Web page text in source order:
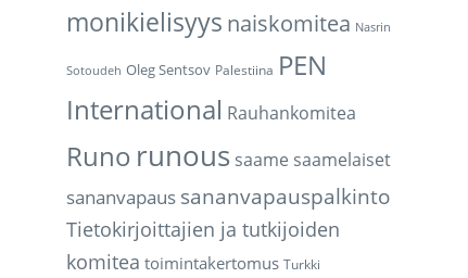
monikielisyys naiskomitea Nasrin
Sotoudeh Oleg Sentsov Palestiina PEN
International Rauhankomitea
Runo runous saame saamelaiset
sananvapaus sananvapauspalkinto
Tietokirjoittajien ja tutkijoiden
komitea toimintakertomus Turkki